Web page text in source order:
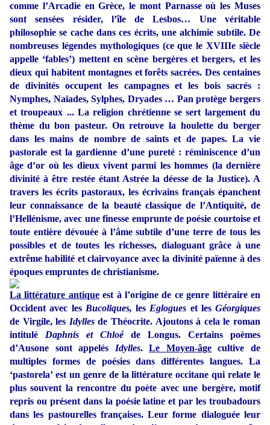
comme l’Arcadie en Grèce, le mont Parnasse où les Muses
sont sensées résider, l’île de Lesbos… Une véritable
philosophie se cache dans ces écrits, une alchimie subtile. De
nombreuses légendes mythologiques (ce que le XVIIIe siècle
appelle ‘fables’) mettent en scène bergères et bergers, et les
dieux qui habitent montagnes et forêts sacrées. Des centaines
de divinités occupent les campagnes et les bois sacrés :
Nymphes, Naïades, Sylphes, Dryades … Pan protège bergers
et troupeaux ... La religion chrétienne se sert largement du
thème du bon pasteur. On retrouve la houlette du berger
dans les mains de nombre de saints et de papes. La vie
pastorale est la gardienne d’une pureté : réminiscence d’un
âge d’or où les dieux vivent parmi les hommes (la dernière
divinité à être restée étant Astrée la déesse de la Justice). A
travers les écrits pastoraux, les écrivains français épanchent
leur connaissance de la beauté classique de l’Antiquité, de
l’Hellénisme, avec une finesse emprunte de poésie courtoise et
toute entière dévouée à l’âme subtile d’une terre de tous les
possibles et de toutes les richesses, dialoguant grâce à une
extrême habilité et clairvoyance avec la divinité païenne à des
époques empruntes de christianisme.
La littérature antiqueest à l’origine de ce genre littéraire en
Occident avec les Bucoliques, les Eglogues et les Géorgiques
de Virgile, les Idyllesde Théocrite. Ajoutons à cela le roman
intitulé Daphnis et Chloéde Longus. Certains poèmes
d’Ausone sont appelés Idylles.Le Moyen-âgecultive de
multiples formes de poésies dans différentes langues. La
‘pastorela’ est un genre de la littérature occitane qui relate le
plus souvent la rencontre du poète avec une bergère, motif
repris ou présent dans la poésie latine et par les troubadours
dans les pastourelles françaises. Leur forme dialoguée leur